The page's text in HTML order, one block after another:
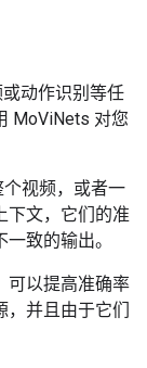
动作识别等任
MoViNets 对您
视频，或者一
下文，它们的准
致的输出。
可以提高准确率
，并且由于它们